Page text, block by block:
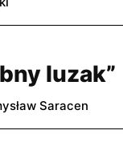
luzak”
Saracen